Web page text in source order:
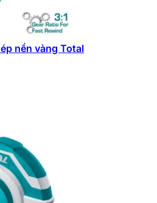
nền vàng Total